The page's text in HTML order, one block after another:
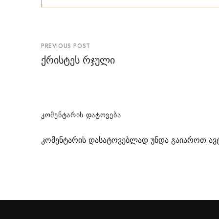
პოსტის
ნავიგაცია
PREVIOUS POST
ქრისტეს რჯული
ᲙᲝᲛᲔᲜᲢᲐᲠᲘᲡ ᲓᲐᲢᲝᲕᲔᲑᲐ
კომენტარის დასატოვებლად უნდა გაიაროთ